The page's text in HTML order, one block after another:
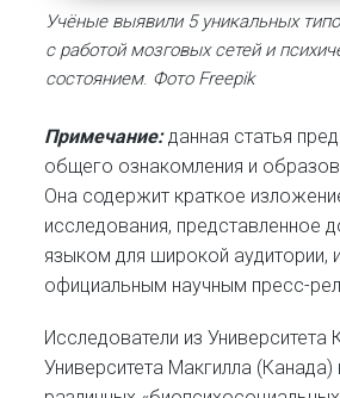
Учёные выявили 5 уникальных
с работой мозговых сетей и
состоянием. Фото Freepik
Примечание:данная статья
общего ознакомления и
Она содержит краткое
исследования, представленное
языком для широкой аудитории,
официальным научным пресс-
Исследователи из Университета
Университета Макгилла (Канада)